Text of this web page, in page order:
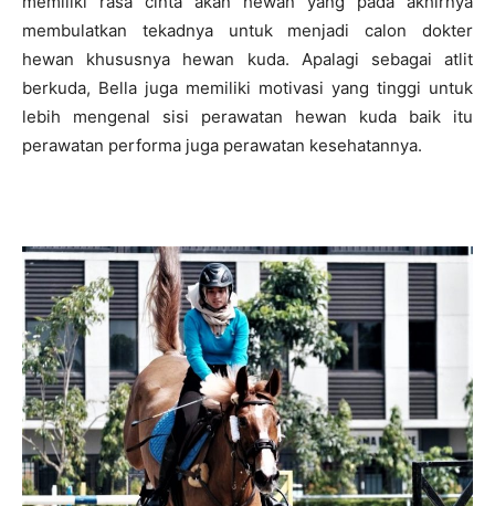
membulatkan tekadnya untuk menjadi calon dokter
hewan khususnya hewan kuda. Apalagi sebagai atlit
berkuda, Bella juga memiliki motivasi yang tinggi untuk
lebih mengenal sisi perawatan hewan kuda baik itu
perawatan performa juga perawatan kesehatannya.